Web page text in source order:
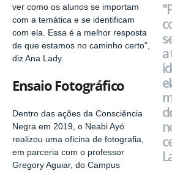
a
ver como os alunos se importam
com a temática e se identificam
com ela. Essa é a melhor resposta
de que estamos no caminho certo",
diz Ana Lady.
Ensaio Fotográfico
Dentro das ações da Consciência
Negra em 2019, o Neabi Ayó
realizou uma oficina de fotografia,
em parceria com o professor
Gregory Aguiar, do Campus